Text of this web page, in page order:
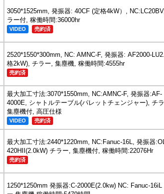
3050*1525mm, 発振器: 40CF (定格4kW）,
ラー付, 稼働時間:36000hr
VIDEO 売約済
2520*1550*300mm, NC: AMNC-F, 発振器: AF2000-
格2kW), チラー, 集塵機, 稼働時間:4555hr
売約済
最大加工寸法:3070*1550mm, NC:AMNC-F, 発振器:AF-
4000E, シャトルテーブル(パレットチェンジャー), チ
集塵機付, 高圧仕様
VIDEO 売約済
最大加工寸法:2440*1220mm, NC:Fanuc-16L, 発振器
420HII(2.0kW) チラー, 集塵機付, 稼働時間:22076Hr
売約済
1250*1250mm 発振器:C-2000E(2.0kw) NC: Fanuc-16iL